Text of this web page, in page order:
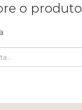
o produto